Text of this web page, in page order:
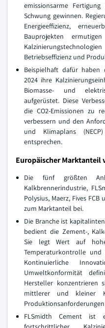
emissionsarme
Schwung gewinnen.
Energieeffizienz,
Bauprojekten
Betriebseffizienz und
Beispielhaft dafür haben
2024 ihre
Biomasse- und
aufgerüstet. Diese
die CO2-Emissionen zu
verbessern und den
und Klimaplans
entsprechen.
Europäischer Marktanteil
Die fünf größten
Kalkbrennerindustrie,
Polysius, Maerz, Fives
zum Marktanteil bei.
Die Branche ist
bedient die Zement-,
Sie legt Wert auf
Temperaturkontrolle und
Kontinuierliche
Umweltkonformität
Hersteller konzentrieren
mittlerer und kleiner
FLSmidth Cement ist